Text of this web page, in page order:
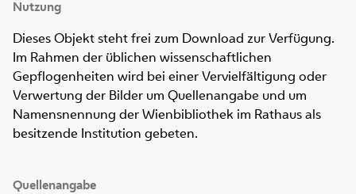
Nutzung
Dieses Objekt steht frei zum Download zur Verfügung.
Im Rahmen der üblichen wissenschaftlichen
Gepflogenheiten wird bei einer Vervielfältigung oder
Verwertung der Bilder um Quellenangabe und um
Namensnennung der Wienbibliothek im Rathaus als
besitzende Institution gebeten.
Quellenangabe